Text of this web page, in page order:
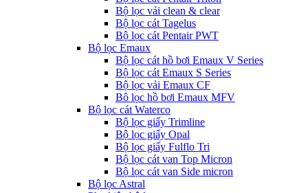
Bộ lọc vải clean & clear
Bộ lọc cát Tagelus
Bộ lọc cát Pentair PWT
Bộ lọc Emaux
Bộ lọc cát hồ bơi Emaux V Series
Bộ lọc cát Emaux S Series
Bộ lọc vải Emaux CF
Bô lọc hồ bơi Emaux MFV
Bộ lọc cát Waterco
Bộ lọc giấy Trimline
Bộ lọc giấy Opal
Bộ lọc giấy Fulflo Tri
Bộ lọc cát van Top Micron
Bộ lọc cát van Side micron
Bộ lọc Astral